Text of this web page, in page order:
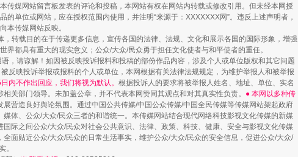
媒网站留言板发表的评论和投稿，本网站有权在网站内转载或修改引用。但未经本网授
单位或网站，应在授权范围内使用，并注明“来源于：XXXXXXX网”。违反上述声明者，
本传媒网站反映。
转载目的在于传递更多信息，宣传各国的法律、法规、文化和展示各国的国际形象，增强
都具有重大的现实意义；公众/大众/民众勇于担任文化使者与和平使者的重任。
，请谅解！如因被反映投诉报料和投稿的部份作品内容，涉及个人或单位版权和其它问题
反映投诉举报或报料的个人或单位，本网根据有关法律法规规定，为维护举报人和被举报
内不作出回应，我们将视为默认。 根据投诉人的要求将被举报人姓名、地址、单位、实名
关部门领导。未加盖公章，并不代表本网赞同其观点和对其真实性负责。 ● 本网以多种传
展营造良好舆论氛围。通过中国公共传媒/中国公众传媒/中国全民传媒等传媒网站架起政府
体、公众/大众/民众三者的和谐统一。本传媒网站结合现代网络科技影视文化传媒的新媒
际之间公众/大众/民众对社会公共意识、法律、政策、科技、健康、安全与影视文化传媒
面贴近公众/大众/民众的日常生活事实，维护公众/大众/民众的安全信息，促进公众/大众/
。